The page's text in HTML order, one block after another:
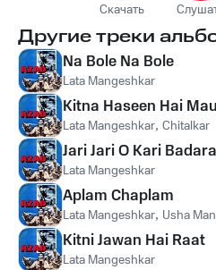
Скачать
Другие треки
Na Bole Na Bole
Lata Mangeshkar
Kitna Haseen Hai
Lata Mangeshkar, Chitalkar
Jari Jari O Kari
Lata Mangeshkar
Aplam Chaplam
Lata Mangeshkar, Usha
Kitni Jawan Hai Raat
Lata Mangeshkar